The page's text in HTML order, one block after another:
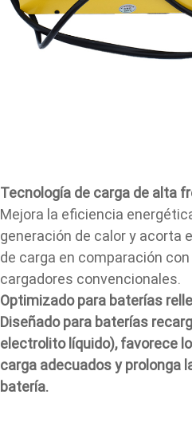
Tecnología de carga de alta
Mejora la eficiencia
generación de calor y acorta
de carga en comparación
cargadores convencionales.
Optimizado para baterías
Diseñado para baterías
electrolito líquido), favorece
carga adecuados y prolonga
batería.